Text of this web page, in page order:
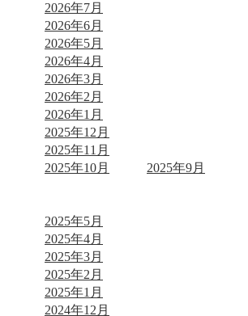
2026年7月
2026年6月
2026年5月
2026年4月
2026年3月
2026年2月
2026年1月
2025年12月
2025年11月
2025年10月
2025年9月
2025年5月
2025年4月
2025年3月
2025年2月
2025年1月
2024年12月